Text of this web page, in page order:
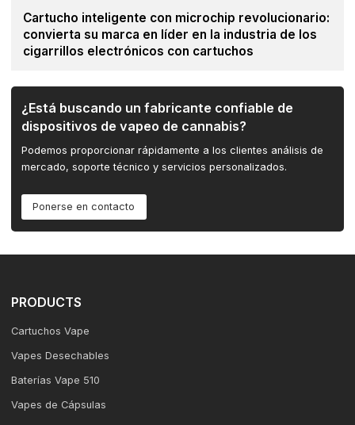
Cartucho inteligente con microchip revolucionario:
convierta su marca en líder en la industria de los
cigarrillos electrónicos con cartuchos
¿Está buscando un fabricante confiable de
dispositivos de vapeo de cannabis?
Podemos proporcionar rápidamente a los clientes análisis de
mercado, soporte técnico y servicios personalizados.
Ponerse en contacto
PRODUCTS
Cartuchos Vape
Vapes Desechables
Baterías Vape 510
Vapes de Cápsulas